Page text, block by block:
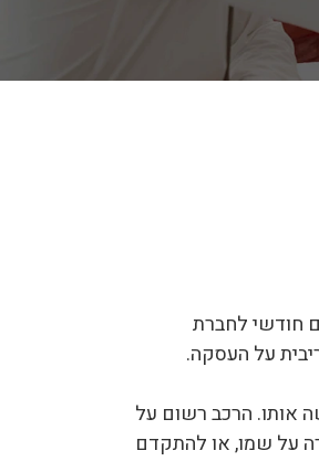
משלמים תשלום חודשי לחברת
על העסקה.
אותו. הרכב רשום על
על שמו, או להתקדם